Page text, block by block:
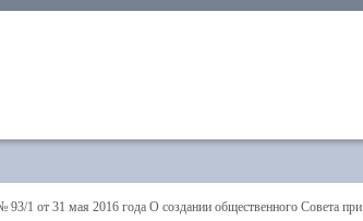
1 от 31 мая 2016 года О создании общественного Совета при